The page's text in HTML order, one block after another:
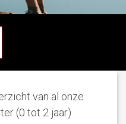
van al onze
(0 tot 2 jaar)